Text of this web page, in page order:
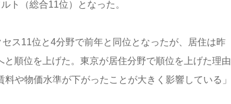
ト（総合11位）となった。
ス11位と4分野で前年と同位となったが、居住は昨
順位を上げた。東京が居住分野で順位を上げた理由
や物価水準が下がったことが大きく影響している」